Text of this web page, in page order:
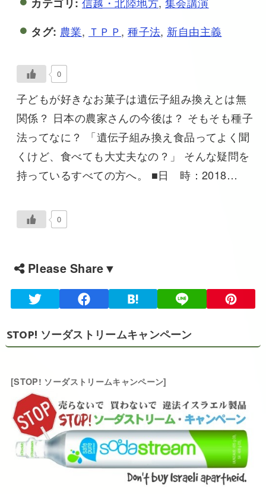
カテゴリ:
タグ: 農業, ＴＰＰ,種子法, 新自由主義
0
子どもが好きなお菓子は遺伝子組み換えとは無
関係？ 日本の農家さんの今後は？ そもそも種子
法ってなに？ 「遺伝子組み換え食品ってよく聞
くけど、食べても大丈夫なの？」 そんな疑問を
持っているすべての方へ。 ■日 時：2018…
0
Please Share▼
STOP! ソーダストリームキャンペーン
[STOP! ソーダストリームキャンペーン]